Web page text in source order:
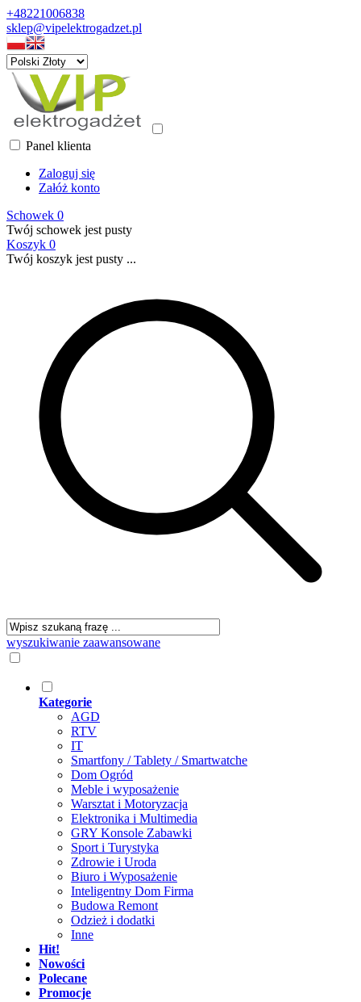
+48221006838
sklep@vipelektrogadzet.pl
Panel klienta
Zaloguj się
Załóż konto
Schowek 0
Twój schowek jest pusty
Koszyk 0
Twój koszyk jest pusty ...
wyszukiwanie zaawansowane
Kategorie
AGD
RTV
IT
Smartfony / Tablety / Smartwatche
Dom Ogród
Meble i wyposażenie
Warsztat i Motoryzacja
Elektronika i Multimedia
GRY Konsole Zabawki
Sport i Turystyka
Zdrowie i Uroda
Biuro i Wyposażenie
Inteligentny Dom Firma
Budowa Remont
Odzież i dodatki
Inne
Hit!
Nowości
Polecane
Promocje